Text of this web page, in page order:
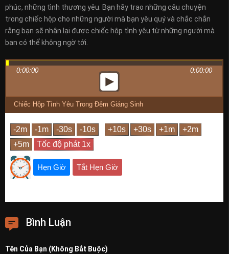
phúc, những tình thương yêu. Bạn hãy trao những câu chuyện
trong chiếc hộp cho những người mà bạn yêu quý và chắc chắn
rằng bạn sẽ nhận lại được chiếc hộp tình yêu từ những người mà
bạn có thể không ngờ tới.
0:00:00 0:00:00
Chiếc Hộp Tình Yêu Trong Đêm Giáng Sinh
Hẹn Giờ Tắt Hẹn Giờ
Bình Luận
Tên Của Bạn (Không Bắt Buộc)